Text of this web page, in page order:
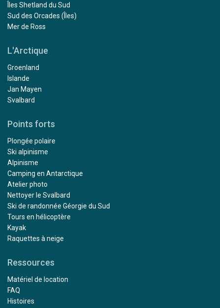
Îles Shetland du Sud
Sud des Orcades (Îles)
Mer de Ross
L'Arctique
Groenland
Islande
Jan Mayen
Svalbard
Points forts
Plongée polaire
Ski alpinisme
Alpinisme
Camping en Antarctique
Atelier photo
Nettoyer le Svalbard
Ski de randonnée Géorgie du Sud
Tours en hélicoptère
Kayak
Raquettes à neige
Ressources
Matériel de location
FAQ
Histoires